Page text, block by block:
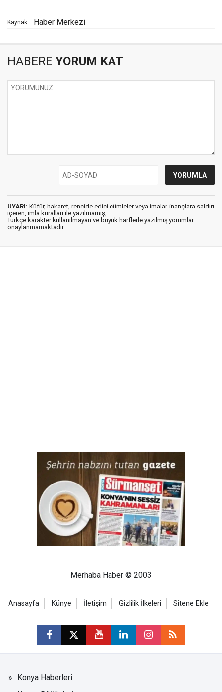
Kaynak: Haber Merkezi
HABERE YORUM KAT
UYARI: Küfür, hakaret, rencide edici cümleler veya imalar, inançlara saldırı
içeren, imla kuralları ile yazılmamış,
Türkçe karakter kullanılmayan ve büyük harflerle yazılmış yorumlar
onaylanmamaktadır.
Merhaba Haber © 2003
Anasayfa Künye İletişim Gizlilik İlkeleri Sitene Ekle
Konya Haberleri